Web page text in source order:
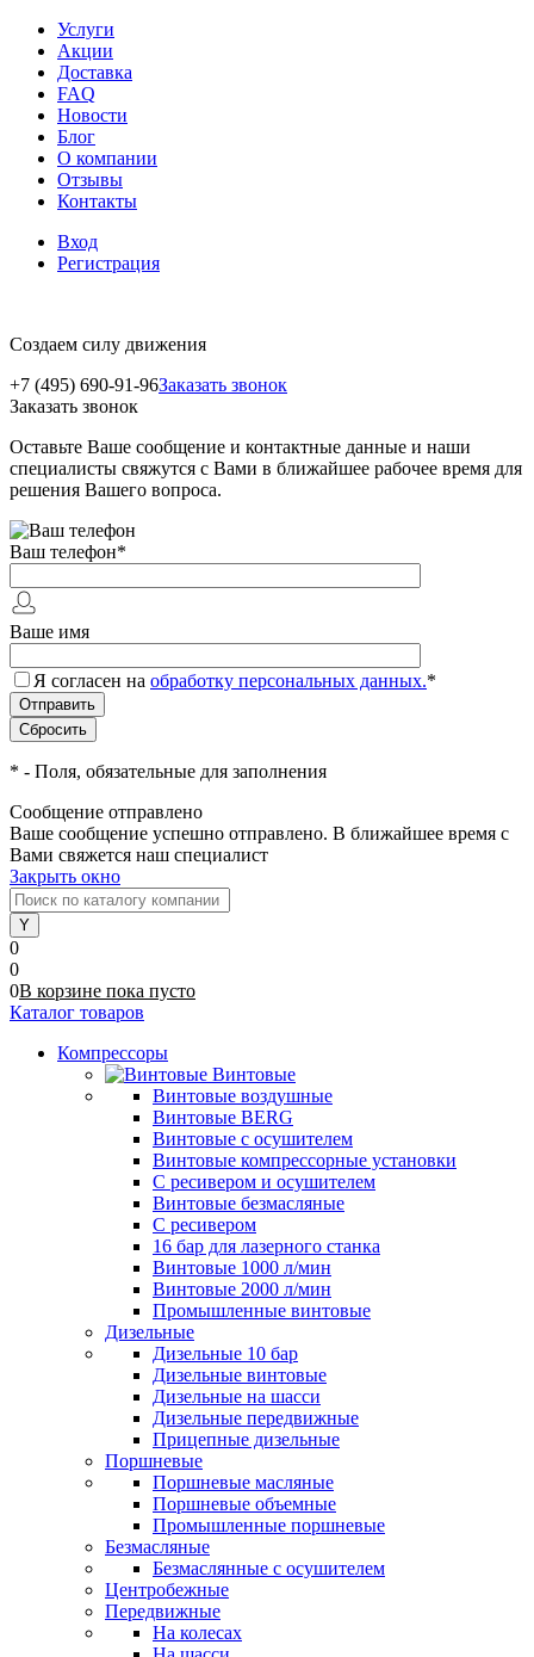
Услуги
Акции
Доставка
FAQ
Новости
Блог
О компании
Отзывы
Контакты
Вход
Регистрация
Создаем силу движения
+7 (495) 690-91-96Заказать звонок
Заказать звонок
Оставьте Ваше сообщение и контактные данные и наши
специалисты свяжутся с Вами в ближайшее рабочее время для
решения Вашего вопроса.
Ваш телефон*
Ваше имя
Я согласен на обработку персональных данных.*
* - Поля, обязательные для заполнения
Сообщение отправлено
Ваше сообщение успешно отправлено. В ближайшее время с
Вами свяжется наш специалист
Закрыть окно
0
0
0В корзине пока пусто
Каталог товаров
Компрессоры
Винтовые
Винтовые воздушные
Винтовые BERG
Винтовые с осушителем
Винтовые компрессорные установки
C ресивером и осушителем
Винтовые безмасляные
C ресивером
16 бар для лазерного станка
Винтовые 1000 л/мин
Винтовые 2000 л/мин
Промышленные винтовые
Дизельные
Дизельные 10 бар
Дизельные винтовые
Дизельные на шасси
Дизельные передвижные
Прицепные дизельные
Поршневые
Поршневые масляные
Поршневые объемные
Промышленные поршневые
Безмасляные
Безмаслянные с осушителем
Центробежные
Передвижные
На колесах